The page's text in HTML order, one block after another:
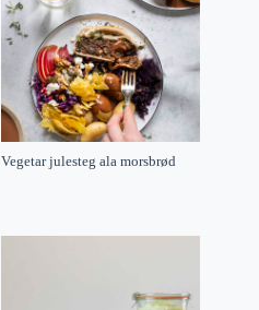
Vegetar julesteg ala morsbrød